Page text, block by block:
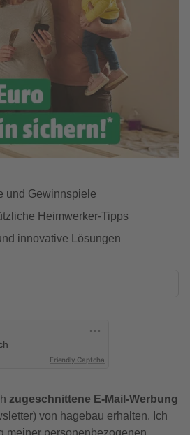
und Gewinnspiele
Heimwerker-Tipps
innovative Lösungen
Friendly Captcha
zugeschnittene E-Mail-Werbung
von hagebau erhalten. Ich